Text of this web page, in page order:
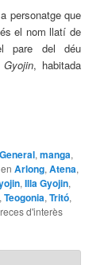
personatge que
el nom llatí de
pare del déu
, habitada
General,manga,
enArlong,Atena,
,Illa Gyojin,
,Teogonia,Tritó,
d'interès